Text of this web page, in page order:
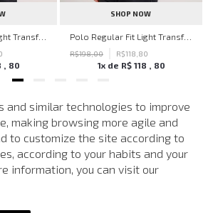
and similar technologies to improve
making browsing more agile and
to customize the site according to
according to your habits and your
information, you can visit our
Polo Regular Fit Light Transfer Bege Médio John John Masculina
80
SHOP NOW
Polo Regular Fit Light Transfer Verde Escuro John John Masculina
R$198,00 R$118 80
1x de R$ 118 80
para receber nossas novidades.